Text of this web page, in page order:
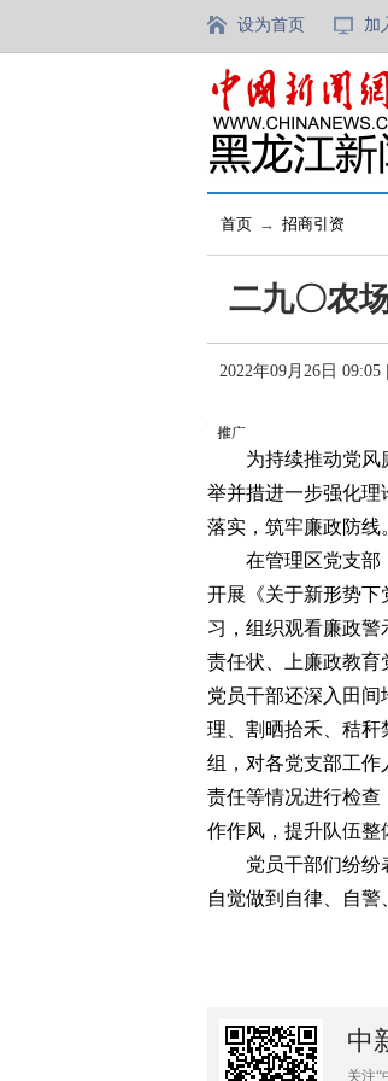
设为首页 加
首页 → 招商引资
二九〇农
2022年09月26日 09:05 |
为持续推动党风廉
举并措进一步强化理
落实，筑牢廉政防线
在管理区党支部，
开展《关于新形势下
习，组织观看廉政
责任状、上廉政教育
党员干部还深入田
理、割晒拾禾、秸秆
组，对各党支部工作
责任等情况进行检查
作作风，提升队伍整
党员干部们纷纷表
自觉做到自律、自
中
关注“